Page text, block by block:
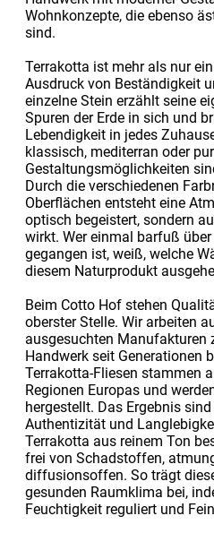
Wohnkonzepte, die ebenso
sind.
Terrakotta ist mehr als nur
Ausdruck von Beständigkeit
einzelne Stein erzählt seine
Spuren der Erde in sich und
Lebendigkeit in jedes
klassisch, mediterran oder
Gestaltungsmöglichkeiten
Durch die verschiedenen
Oberflächen entsteht eine
optisch begeistert, sondern
wirkt. Wer einmal barfuß
gegangen ist, weiß, welche
diesem Naturprodukt
Beim Cotto Hof stehen
oberster Stelle. Wir arbeiten
ausgesuchten Manufakturen
Handwerk seit Generationen
Terrakotta-Fliesen stammen
Regionen Europas und
hergestellt. Das Ergebnis
Authentizität und
Terrakotta aus reinem Ton
frei von Schadstoffen,
diffusionsoffen. So trägt
gesunden Raumklima bei,
Feuchtigkeit reguliert und